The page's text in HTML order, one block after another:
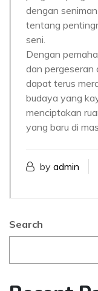
dengan
tentang
seni.
Dengan
dan pergeseran
dapat terus
budaya yang
menciptakan
yang baru di
by admin
Search